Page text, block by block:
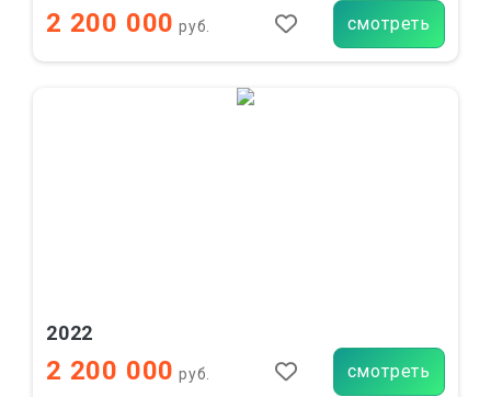
2 200 000 руб. смотреть
2022
2 200 000 руб. смотреть